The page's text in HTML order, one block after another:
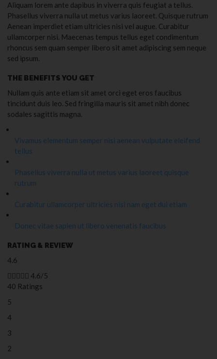
Aliquam lorem ante dapibus in viverra quis feugiat a tellus.
Phasellus viverra nulla ut metus varius laoreet. Quisque rutrum
Aenean imperdiet etiam ultricies nisi vel augue. Curabitur
ullamcorper nisi. Maecenas tempus tellus eget condimentum
rhoncus sem quam semper libero sit amet adipiscing sem neque
sed ipsum.
THE BENEFITS YOU GET
Nullam quis ante etiam sit amet orci eget eros faucibus
tincidunt duis leo. Sed fringilla mauris sit amet nibh donec
sodales sagittis magna.
Vivamus elementum semper nisi aenean vulputate eleifend
tellus
Phasellus viverra nulla ut metus varius laoreet quisque
rutrum
Curabitur ullamcorper ultricies nisi nam eget dui etiam
Donec vitae sapien ut libero venenatis faucibus
RATING & REVIEW
4.6
     4.6/5
40 Ratings
5
4
3
2